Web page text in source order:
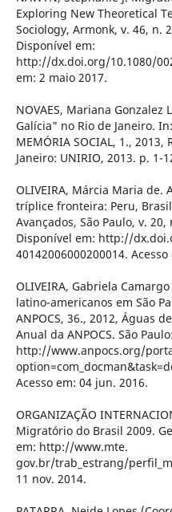
Exploring New Theoretical
Sociology, Armonk, v. 46, n.
Disponível em:
http://dx.doi.org/10.1080/
em: 2 maio 2017.
NOVAES, Mariana
Galícia" no Rio de Janeiro.
MEMÓRIA SOCIAL, 1.,
Janeiro: UNIRIO, 2013. p. 1-
OLIVEIRA, Márcia Maria
tríplice fronteira: Peru,
Avançados, São Paulo, v.
Disponível em: http://
40142006000200014.
OLIVEIRA, Gabriela
latino-americanos em São
ANPOCS, 36., 2012, Águas
Anual da ANPOCS. São
http://www.anpocs.org/
Acesso em: 04 jun. 2016.
ORGANIZAÇÃO
Migratório do Brasil 2009.
em: http://www.mte.
gov.br/trab_estrang/
11 nov. 2014.